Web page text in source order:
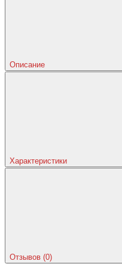
Описание
Характеристики
Отзывов (0)